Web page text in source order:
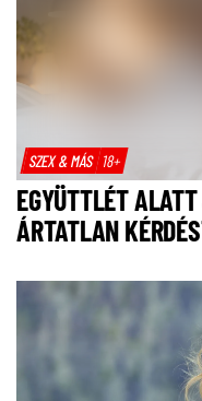
SZEX & MÁS 18+
EGYÜTTLÉT
ÁRTATLAN